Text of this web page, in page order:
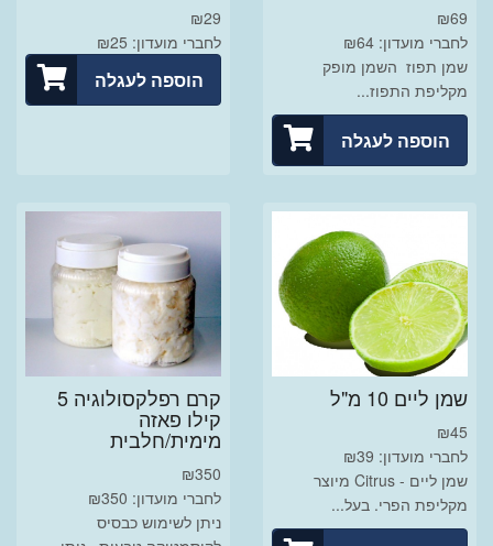
₪69
לחברי מועדון: ₪64
שמן תפוז השמן מופק
מקליפת התפוז...
הוספה לעגלה
₪29
לחברי מועדון: ₪25
הוספה לעגלה
שמן ליים 10 מ"ל
₪45
לחברי מועדון: ₪39
שמן ליים - Citrus מיוצר
מקליפת הפרי. בעל...
קרם רפלקסולוגיה 5
קילו פאזה
מימית/חלבית
₪350
לחברי מועדון: ₪350
ניתן לשימוש כבסיס